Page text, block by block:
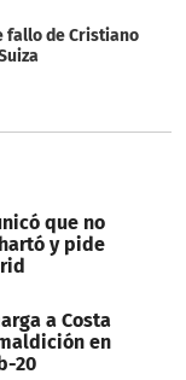
fallo de Cristiano
que no
y pide
a Costa
en
20